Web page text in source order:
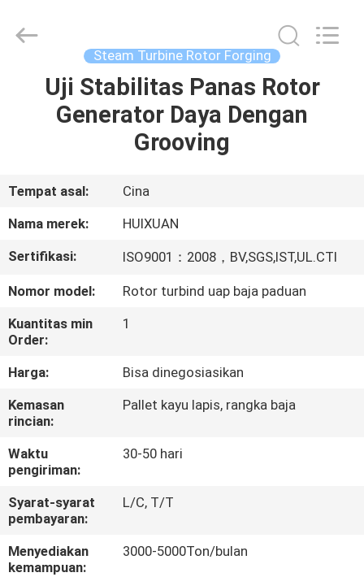
RUMAH
VIDEO
KAMI
TUR
PABRIK
KONTROL
KUALITAS
SITEMAP
PRIVACY
POLICY
ENERGY
EQUIPMENT
Steam Turbine Rotor Forging
Uji Stabilitas Panas Rotor
Generator Daya Dengan
Grooving
Tempat asal:
Cina
Nama merek:
HUIXUAN
Sertifikasi:
ISO9001：2008，BV,SGS,IST,UL.CTI
Nomor model:
Rotor turbind uap baja paduan
Kuantitas min
Order:
1
Harga:
Bisa dinegosiasikan
Kemasan
rincian:
Pallet kayu lapis, rangka baja
Waktu
pengiriman:
30-50 hari
Syarat-syarat
pembayaran:
L/C, T/T
Menyediakan
kemampuan:
3000-5000Ton/bulan